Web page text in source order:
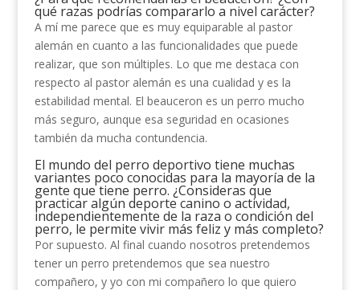
qué razas podrías compararlo a nivel carácter?
A mí me parece que es muy equiparable al pastor
alemán en cuanto a las funcionalidades que puede
realizar, que son múltiples. Lo que me destaca con
respecto al pastor alemán es una cualidad y es la
estabilidad mental. El beauceron es un perro mucho
más seguro, aunque esa seguridad en ocasiones
también da mucha contundencia.
El mundo del perro deportivo tiene muchas
variantes poco conocidas para la mayoría de la
gente que tiene perro. ¿Consideras que
practicar algún deporte canino o actividad,
independientemente de la raza o condición del
perro, le permite vivir más feliz y más completo?
Por supuesto. Al final cuando nosotros pretendemos
tener un perro pretendemos que sea nuestro
compañero, y yo con mi compañero lo que quiero